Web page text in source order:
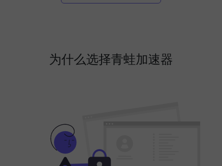
为什么选择青蛙加速器